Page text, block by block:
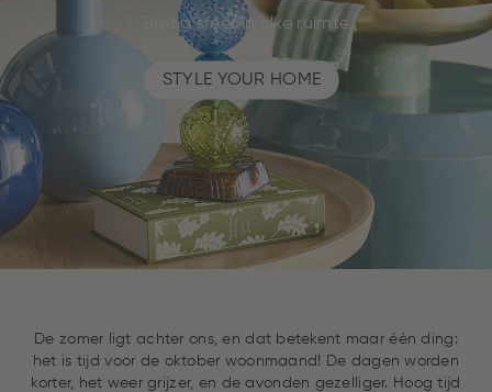
Breng sfeer in elke ruimte
STYLE YOUR HOME
De zomer ligt achter ons, en dat betekent maar één ding:
het is tijd voor de oktober woonmaand! De dagen worden
korter, het weer grijzer, en de avonden gezelliger. Hoog tijd